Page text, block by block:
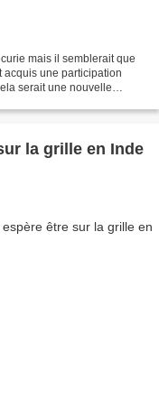
mais il semblerait que
acquis une participation
serait une nouvelle
la grille en Inde